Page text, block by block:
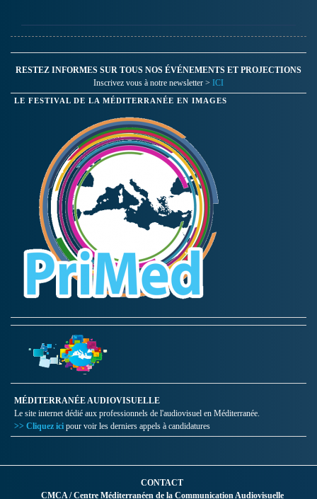
RESTEZ INFORMES SUR TOUS NOS ÉVÉNEMENTS ET PROJECTIONS
Inscrivez vous à notre newsletter > ICI
LE FESTIVAL DE LA MÉDITERRANÉE EN IMAGES
MÉDITERRANÉE AUDIOVISUELLE
Le site internet dédié aux professionnels de l'audiovisuel en Méditerranée.
>> Cliquez ici pour voir les derniers appels à candidatures
CONTACT
CMCA / Centre Méditerranéen de la Communication Audiovisuelle